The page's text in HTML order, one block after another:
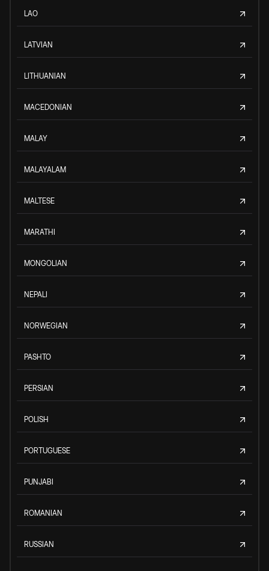
LAO
LATVIAN
LITHUANIAN
MACEDONIAN
MALAY
MALAYALAM
MALTESE
MARATHI
MONGOLIAN
NEPALI
NORWEGIAN
PASHTO
PERSIAN
POLISH
PORTUGUESE
PUNJABI
ROMANIAN
RUSSIAN